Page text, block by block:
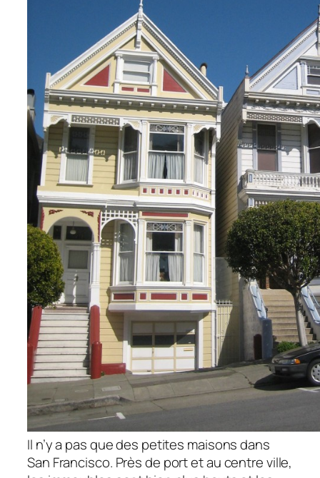
Il n’y a pas que des petites maisons dans
San Francisco. Près de port et au centre ville,